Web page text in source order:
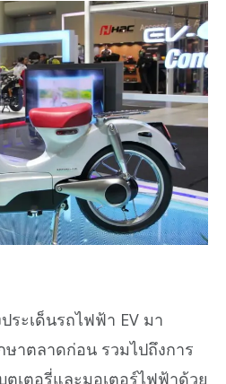
ระเด็นรถไฟฟ้า EV มา
าตลาดก่อน รวมไปถึงการ
เตอรี่และมอเตอร์ไฟฟ้าด้วย